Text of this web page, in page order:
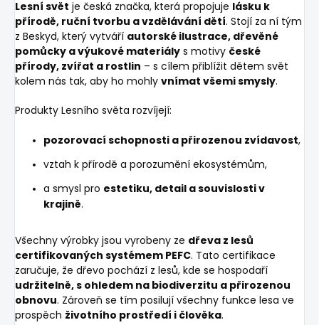
Lesní svět je česká značka, která propojuje lásku k
přírodě, ruční tvorbu a vzdělávání dětí. Stojí za ní tým
z Beskyd, který vytváří autorské ilustrace, dřevěné
pomůcky a výukové materiály s motivy české
přírody, zvířat a rostlin – s cílem přiblížit dětem svět
kolem nás tak, aby ho mohly vnímat všemi smysly.
Produkty Lesního světa rozvíjejí:
pozorovací schopnosti a přirozenou zvídavost,
vztah k přírodě a porozumění ekosystémům,
a smysl pro estetiku, detail a souvislosti v
krajině.
Všechny výrobky jsou vyrobeny ze dřeva z lesů
certifikovaných systémem PEFC. Tato certifikace
zaručuje, že dřevo pochází z lesů, kde se hospodaří
udržitelně, s ohledem na biodiverzitu a přirozenou
obnovu. Zároveň se tím posilují všechny funkce lesa ve
prospěch životního prostředí i člověka.